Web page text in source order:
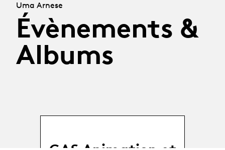
Uma Arnese
Évènements &
Albums